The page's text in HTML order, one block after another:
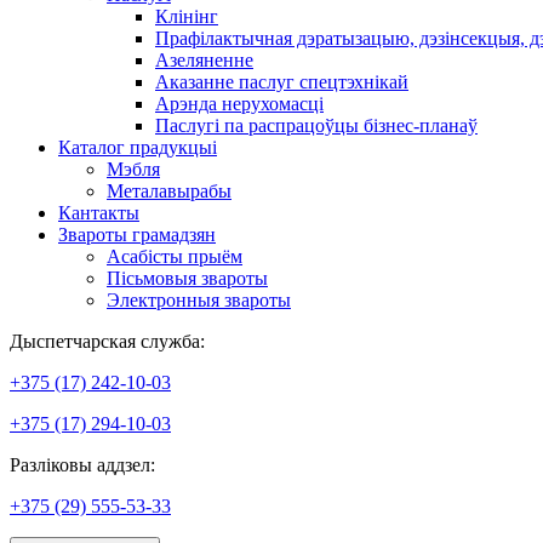
Клінінг
Прафілактычная дэратызацыю, дэзiнсекцыя,
Азеляненне
Аказанне паслуг спецтэхнікай
Арэнда нерухомасці
Паслугі па распрацоўцы бізнес-планаў
Каталог прадукцыі
Мэбля
Металавырабы
Кантакты
Звароты грамадзян
Асабісты прыём
Пісьмовыя звароты
Электронныя звароты
Дыспетчарская служба:
+375 (17) 242-10-03
+375 (17) 294-10-03
Разліковы аддзел:
+375 (29) 555-53-33